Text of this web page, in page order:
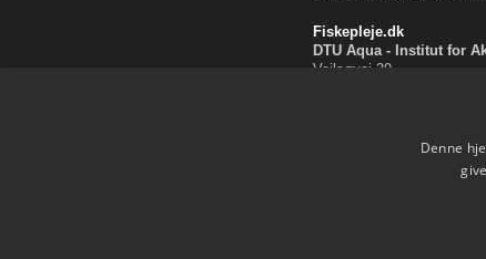
Fiskepleje.dk
DTU Aqua - Institut for
Vejlsøvej 39
Brug af personoplysninger
Denne